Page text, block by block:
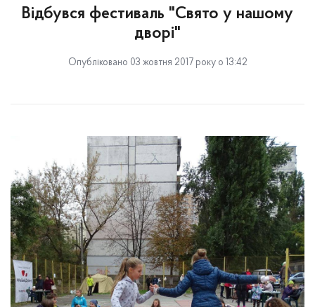
Відбувся фестиваль "Свято у нашому
дворі"
Опубліковано 03 жовтня 2017 року о 13:42